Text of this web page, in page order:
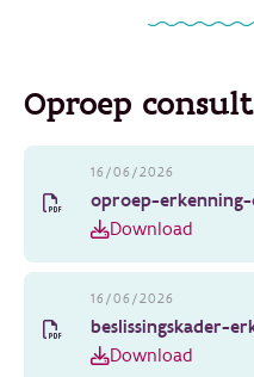
Oproep
16/06/2026
oproep-erkenning-
Download
16/06/2026
beslissingskader-
Download